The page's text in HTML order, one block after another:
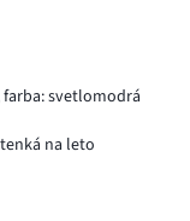
farba: svetlomodrá
na leto